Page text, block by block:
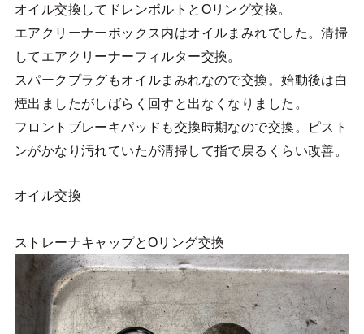
オイル交換してドレンボルトとOリング交換。
エアクリーナーボックス内はオイルまみれでした。清掃
してエアクリーナーフィルター交換。
スパークプラグもオイルまみれなので交換。始動後は白
煙出ましたがしばらく回すと出なくなりました。
フロントブレーキパッドも交換時期なので交換。ピスト
ンがかなり汚れていたが清掃して指で戻るくらい改善。
オイル交換
ストレーナキャップとOリング交換